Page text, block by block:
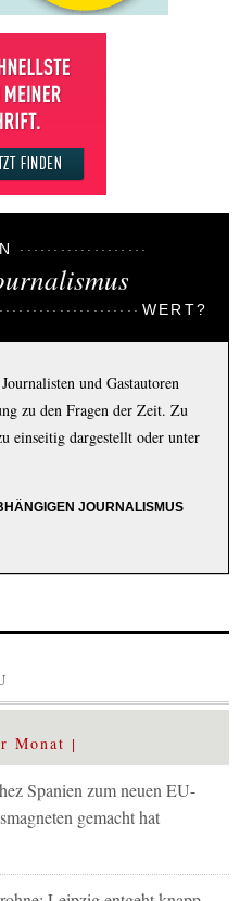
WERT?
und Gastautoren
zu den Fragen der Zeit. Zu
einseitig dargestellt oder unter
JOURNALISMUS
Monat
Spanien zum neuen EU-
gemacht hat